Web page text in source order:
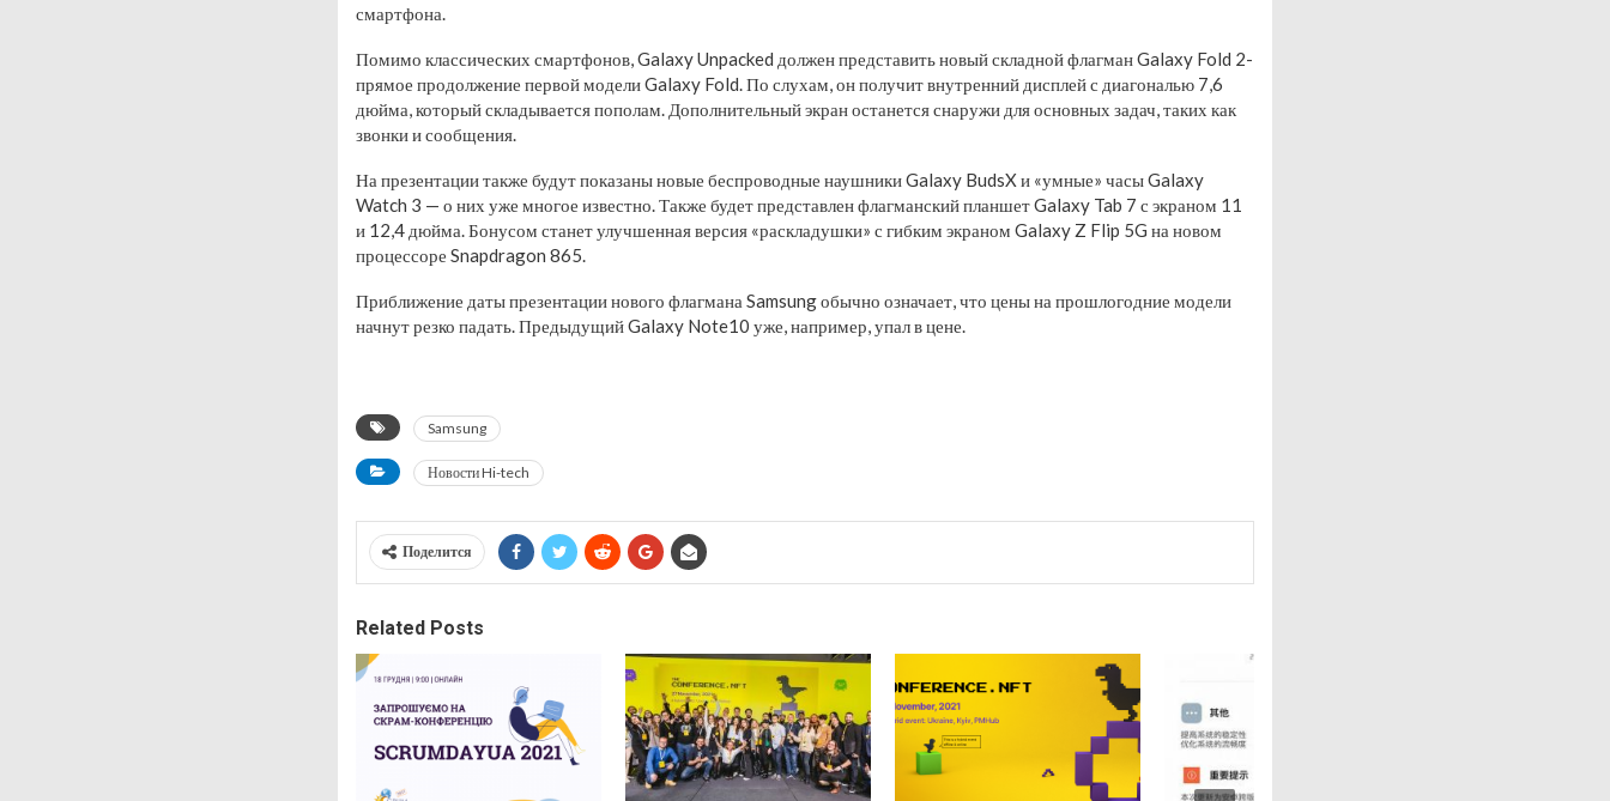
смартфона.
Помимо классических смартфонов, Galaxy Unpacked должен представить новый складной флагман Galaxy Fold 2-
прямое продолжение первой модели Galaxy Fold. По слухам, он получит внутренний дисплей с диагональю 7,6
дюйма, который складывается пополам. Дополнительный экран останется снаружи для основных задач, таких как
звонки и сообщения.
На презентации также будут показаны новые беспроводные наушники Galaxy BudsX и «умные» часы Galaxy
Watch 3 — о них уже многое известно. Также будет представлен флагманский планшет Galaxy Tab 7 с экраном 11
и 12,4 дюйма. Бонусом станет улучшенная версия «раскладушки» с гибким экраном Galaxy Z Flip 5G на новом
процессоре Snapdragon 865.
Приближение даты презентации нового флагмана Samsung обычно означает, что цены на прошлогодние модели
начнут резко падать. Предыдущий Galaxy Note10 уже, например, упал в цене.
Samsung
Новости Hi-tech
Поделится
Related Posts